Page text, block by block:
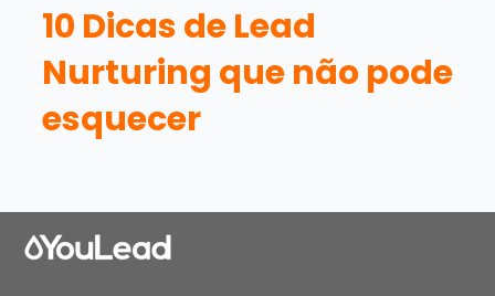
10 Dicas de Lead
Nurturing que não pode
esquecer